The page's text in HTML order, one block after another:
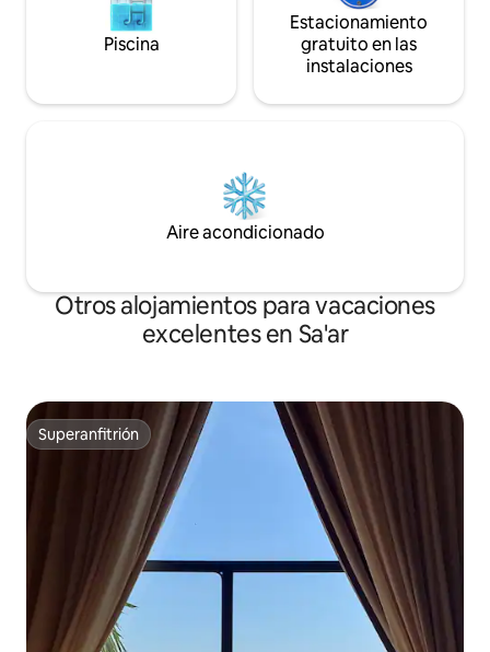
Piscina
Estacionamiento
gratuito en las
instalaciones
Aire acondicionado
Otros alojamientos para vacaciones
excelentes en Sa'ar
Superanfitrión
Superanfitrión